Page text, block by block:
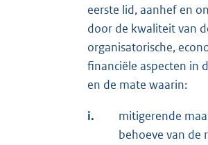
eerste lid, aanhef en
door de kwaliteit van
organisatorische,
financiële aspecten in
en de mate waarin:
i.
mitigerende
behoeve van de